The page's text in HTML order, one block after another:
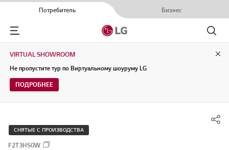
Потребитель Бизнес
Menu
Поиск
VIRTUAL SHOWROOM
Не пропустите тур по Виртуальному шоуруму LG
ПОДРОБНЕЕ
СНЯТЫЕ С ПРОИЗВОДСТВА
F2T3HS0W